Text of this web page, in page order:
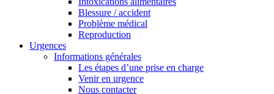
Blessure / accident
Problème médical
Reproduction
Urgences
Informations générales
Les étapes d’une prise en charge
Venir en urgence
Nous contacter